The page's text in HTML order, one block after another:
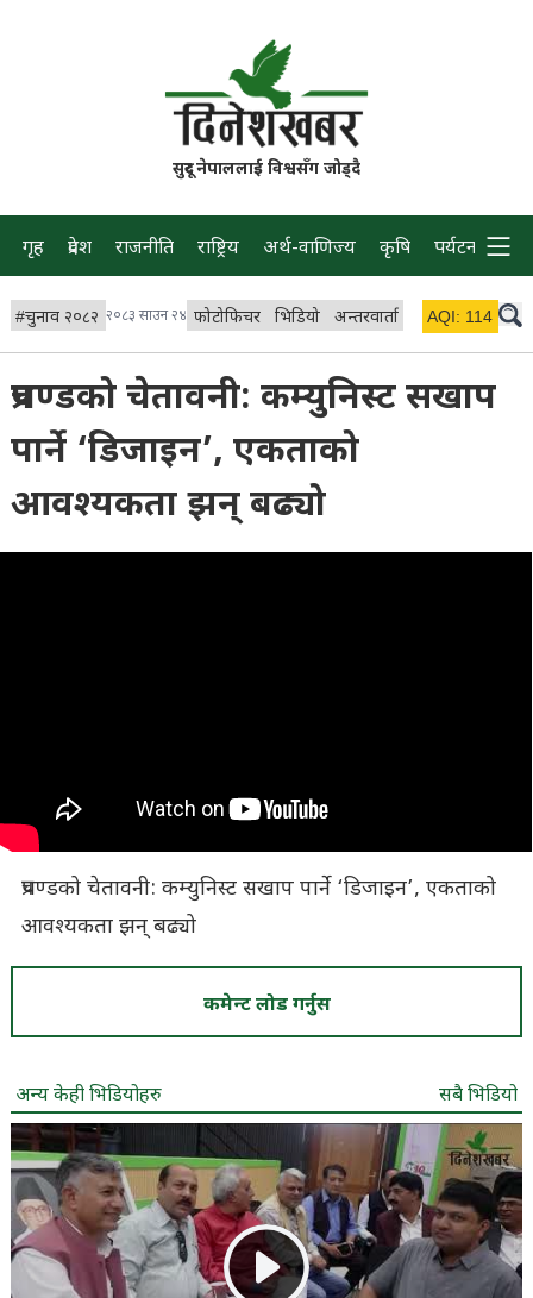
सुदूर नेपाललाई विश्वसँग जोड्दै
गृह प्रदेश राजनीति राष्ट्रिय अर्थ-वाणिज्य कृषि पर्यटन प्रवास
#चुनाव २०८२ २०८३ साउन २४ फोटोफिचर भिडियो अन्तरवार्ता विचार/ब्लग
AQI: 114
प्रचण्डको चेतावनी: कम्युनिस्ट सखाप
पार्ने ‘डिजाइन’, एकताको
आवश्यकता झन् बढ्यो
प्रचण्डको चेतावनी: कम्युनिस्ट सखाप पार्ने ‘डिजाइन’, एकताको
आवश्यकता झन् बढ्यो
कमेन्ट लोड गर्नुस
अन्य केही भिडियोहरु सबै भिडियो